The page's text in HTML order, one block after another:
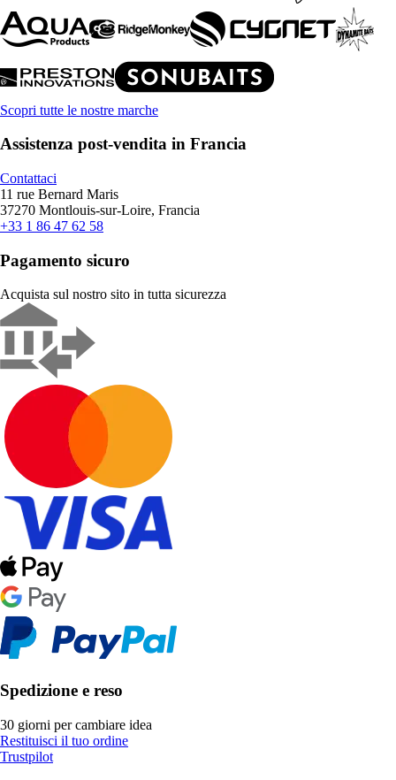
Scopri tutte le nostre marche
Assistenza post-vendita in Francia
Contattaci
11 rue Bernard Maris
37270 Montlouis-sur-Loire, Francia
+33 1 86 47 62 58
Pagamento sicuro
Acquista sul nostro sito in tutta sicurezza
Spedizione e reso
30 giorni per cambiare idea
Restituisci il tuo ordine
Trustpilot